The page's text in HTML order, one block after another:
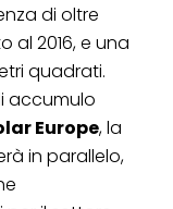
di oltre
al 2016, e una
quadrati.
accumulo
Europe, la
in parallelo,